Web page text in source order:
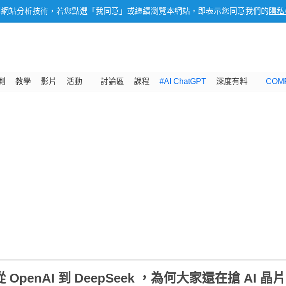
站分析技術，若您點選「我同意」或繼續瀏覽本網站，即表示您同意我們的 隱
教學 影片 活動 討論區 課程 #AI ChatGPT 深度有料
OpenAI 到 DeepSeek ，為何大家還在搶 AI 晶片